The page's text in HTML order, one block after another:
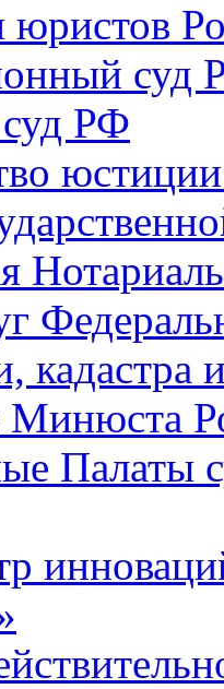
юристов
суд
РФ
кадастра
Минюста
Палаты